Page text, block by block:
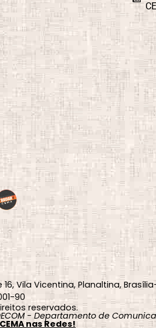
Vila Vicentina, Planaltina, Brasília-
90
reservados.
- Departamento de
nas Redes!